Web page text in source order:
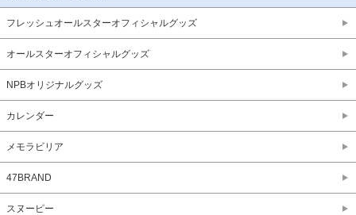
フレッシュオールスターオフィシャルグッズ
オールスターオフィシャルグッズ
NPBオリジナルグッズ
カレンダー
メモラビリア
47BRAND
スヌーピー